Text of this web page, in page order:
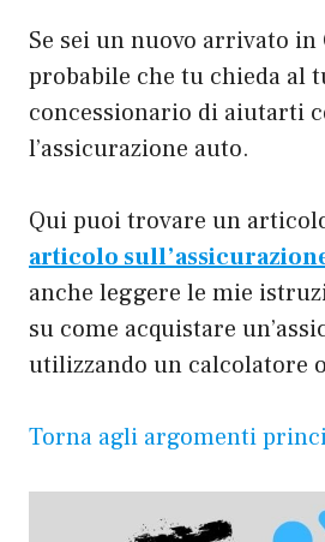
Se sei un nuovo arrivato in
probabile che tu chieda al
concessionario di aiutarti
l’assicurazione auto.
Qui puoi trovare un
articolo
anche leggere le mie
su come acquistare
utilizzando un calcolatore
Torna agli argomenti